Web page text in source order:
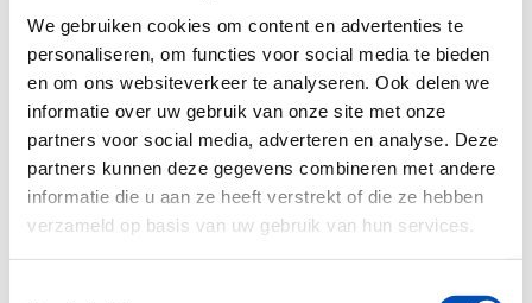
We gebruiken cookies om content en advertenties te
personaliseren, om functies voor social media te bieden
en om ons websiteverkeer te analyseren. Ook delen we
informatie over uw gebruik van onze site met onze
partners voor social media, adverteren en analyse. Deze
partners kunnen deze gegevens combineren met andere
informatie die u aan ze heeft verstrekt of die ze hebben
verzameld op basis van uw gebruik van hun services.
en ontstekingsziekten. Ze willen bijdragen aan de
volksgezondheid via wetenschappelijk onderzoek
en de belofte het belang van de patiënt altijd
voorop te plaatsen. Een van de meest zichtbare
manieren waarop Celgene dit doet is door bijna
40% van onze omzet te investeren in R&D.
/